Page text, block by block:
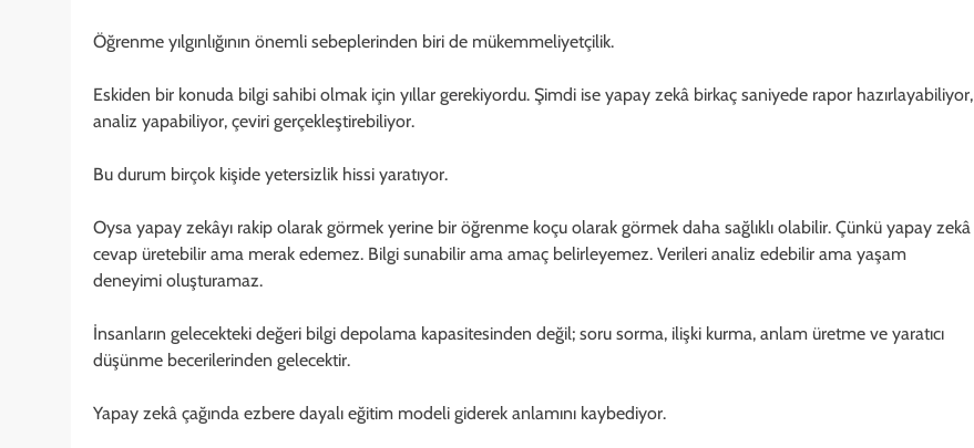
Öğrenme yılgınlığının önemli sebeplerinden biri de mükemmeliyetçilik.
Eskiden bir konuda bilgi sahibi olmak için yıllar gerekiyordu. Şimdi ise yapay zekâ birkaç saniyede rapor hazırlayabiliyor,
analiz yapabiliyor, çeviri gerçekleştirebiliyor.
Bu durum birçok kişide yetersizlik hissi yaratıyor.
Oysa yapay zekâyı rakip olarak görmek yerine bir öğrenme koçu olarak görmek daha sağlıklı olabilir. Çünkü yapay zekâ
cevap üretebilir ama merak edemez. Bilgi sunabilir ama amaç belirleyemez. Verileri analiz edebilir ama yaşam
deneyimi oluşturamaz.
İnsanların gelecekteki değeri bilgi depolama kapasitesinden değil; soru sorma, ilişki kurma, anlam üretme ve yaratıcı
düşünme becerilerinden gelecektir.
Yapay zekâ çağında ezbere dayalı eğitim modeli giderek anlamını kaybediyor.